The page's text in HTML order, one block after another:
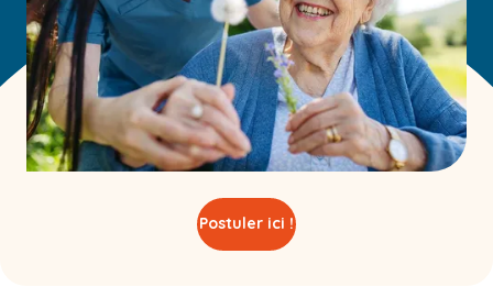
Postuler ici !